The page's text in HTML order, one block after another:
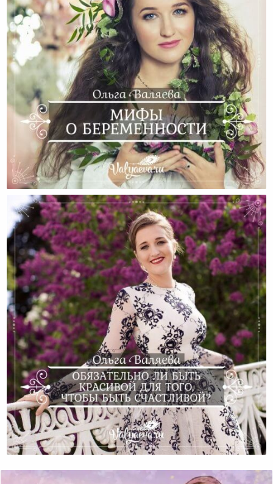
Мифы О Беременности
Обязательно Ли Быть Красивой Для Того, Чтобы
Быть Счастливой?